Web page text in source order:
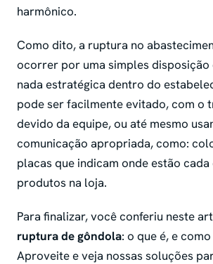
harmônico.
Como dito, a ruptura no
ocorrer por uma simples
nada estratégica dentro do
pode ser facilmente evitado, com o
devido da equipe, ou até mesmo
comunicação apropriada, como:
placas que indicam onde estão
produtos na loja.
Para finalizar, você conferiu neste
ruptura de gôndola: o que é, e
Aproveite e veja nossas soluções